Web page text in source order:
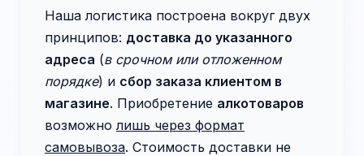
Наша логистика построена вокруг двух
принципов: доставка до указанного
адреса (в срочном или отложенном
порядке) и сбор заказа клиентом в
магазине. Приобретение алкотоваров
возможнолишь через формат
самовывоза. Стоимость доставки не